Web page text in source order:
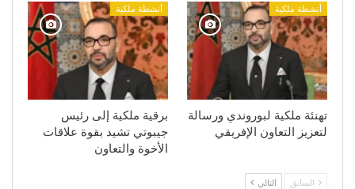
أنشطة ملكية
تهنئة ملكية لبوروندي ورسالة
لتعزيز التعاون الإفريقي
أنشطة ملكية
برقية ملكية إلى رئيس
جيبوتي تشيد بقوة علاقات
الأخوة والتعاون
السابق التالي